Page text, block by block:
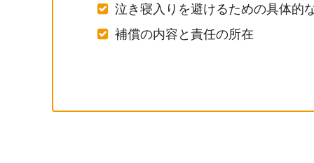
泣き寝入りを避けるための具体的
補償の内容と責任の所在